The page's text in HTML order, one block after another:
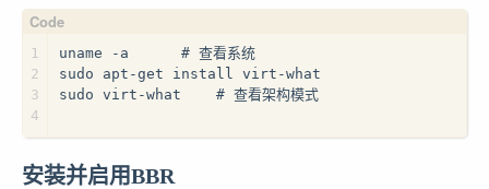
1
2
3
4
uname -a      # 查看系统
sudo apt-get install virt-what
sudo virt-what    # 查看架构模式
安装并启用BBR